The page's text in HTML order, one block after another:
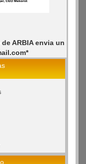
ARBIA envia un